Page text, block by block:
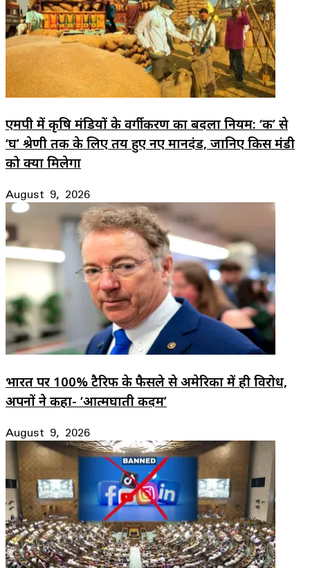
एमपी में कृषि मंडियों के वर्गीकरण का बदला नियम: ‘क’ से
‘घ’ श्रेणी तक के लिए तय हुए नए मानदंड, जानिए किस मंडी
को क्या मिलेगा
August 9, 2026
भारत पर 100% टैरिफ के फैसले से अमेरिका में ही विरोध,
अपनों ने कहा- ‘आत्मघाती कदम’
August 9, 2026